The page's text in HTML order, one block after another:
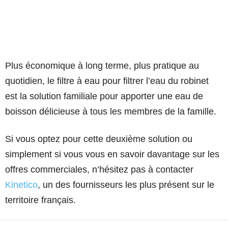
Plus économique à long terme, plus pratique au
quotidien, le filtre à eau pour filtrer l’eau du robinet
est la solution familiale pour apporter une eau de
boisson délicieuse à tous les membres de la famille.
Si vous optez pour cette deuxième solution ou
simplement si vous vous en savoir davantage sur les
offres commerciales, n’hésitez pas à contacter
Kinetico, un des fournisseurs les plus présent sur le
territoire français.